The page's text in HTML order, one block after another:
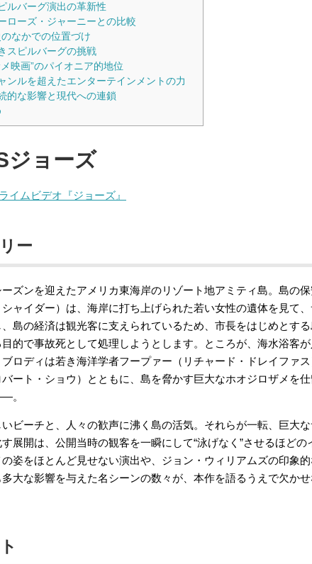
ルバーグ演出の革新性
ローズ・ジャーニーとの比較
なかでの位置づけ
スピルバーグの挑戦
メ映画”のパイオニア的地位
ンルを超えたエンターテインメントの力
的な影響と現代への連鎖
ジョーズ
イムビデオ『ジョーズ』
ー
ズンを迎えたアメリカ東海岸のリゾート地アミティ島。島の
シャイダー）は、海岸に打ち上げられた若い女性の遺体を見て
島の経済は観光客に支えられているため、市長をはじめとす
的で事故死として処理しようとします。ところが、海水浴客
ロディは若き海洋学者フープァー（リチャード・ドレイファ
ート・ショウ）とともに、島を脅かす巨大なホオジロザメを
。
ビーチと、人々の歓声に沸く島の活気。それらが一転、巨大
展開は、公開当時の観客を一瞬にして“泳げなく”させるほどの
の姿をほとんど見せない演出や、ジョン・ウィリアムズの印象
大な影響を与えた名シーンの数々が、本作を語るうえで欠か